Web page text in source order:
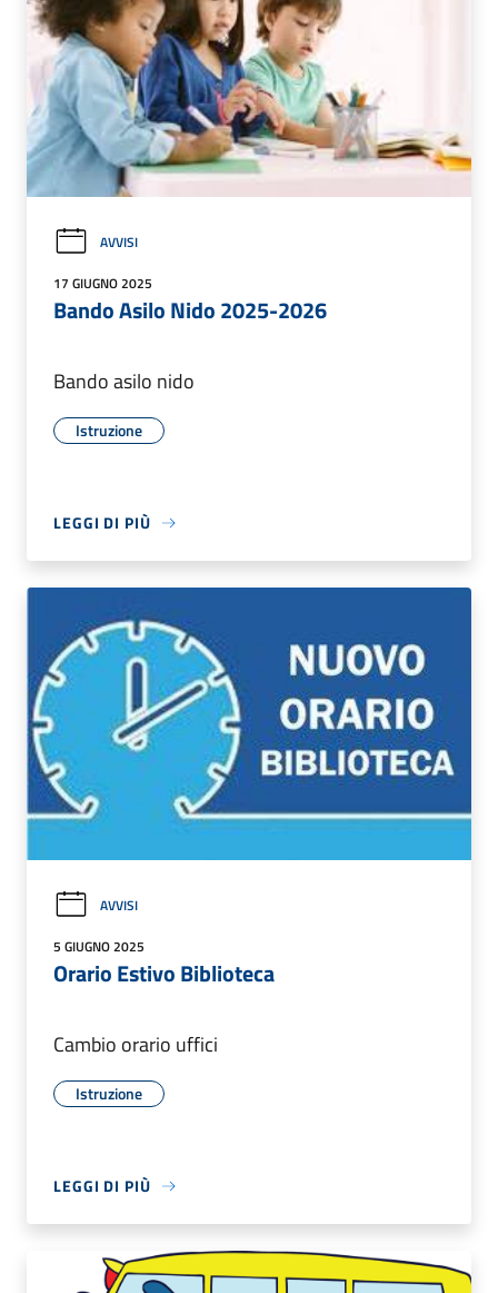
AVVISI
17 GIUGNO 2025
Bando Asilo Nido 2025-2026
Bando asilo nido
Istruzione
LEGGI DI PIÙ
AVVISI
5 GIUGNO 2025
Orario Estivo Biblioteca
Cambio orario uffici
Istruzione
LEGGI DI PIÙ